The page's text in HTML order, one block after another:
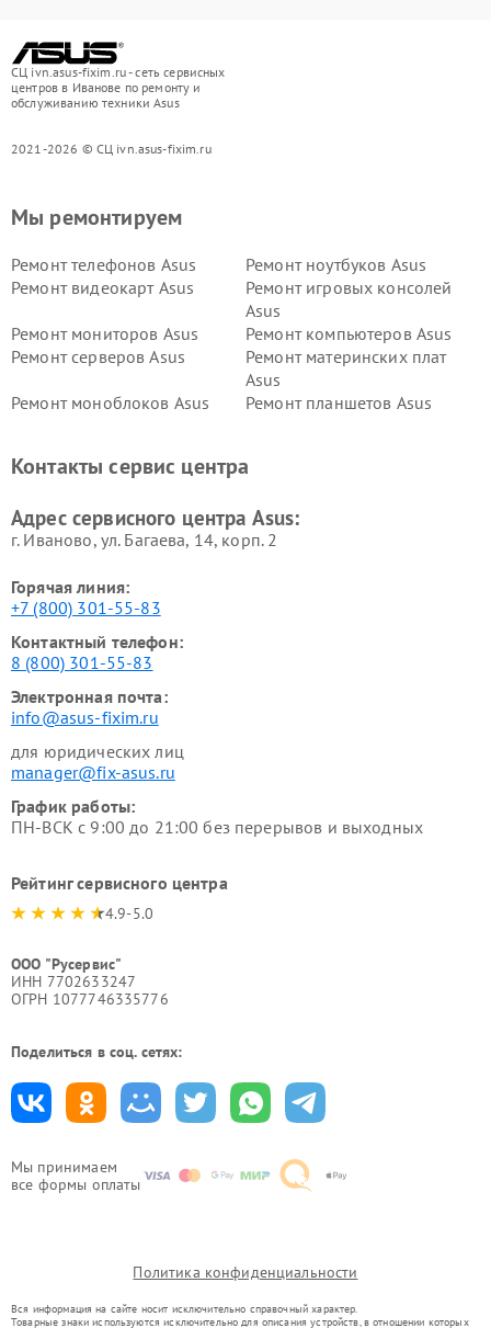
СЦ ivn.asus-fixim.ru - сеть сервисных
центров в Иванове по ремонту и
обслуживанию техники Asus
2021-2026 © СЦ ivn.asus-fixim.ru
Мы принимаем
все формы оплаты
Мы ремонтируем
Ремонт телефонов Asus
Ремонт ноутбуков Asus
Ремонт видеокарт Asus
Ремонт игровых консолей
Asus
Ремонт мониторов Asus
Ремонт компьютеров Asus
Ремонт серверов Asus
Ремонт материнских плат
Asus
Ремонт моноблоков Asus
Ремонт планшетов Asus
Контакты сервис центра
Адрес сервисного центра Asus:
г. Иваново, ул. Багаева, 14, корп. 2
Горячая линия:
+7 (800) 301-55-83
Контактный телефон:
8 (800) 301-55-83
Электронная почта:
info@asus-fixim.ru
для юридических лиц
manager@fix-asus.ru
График работы:
ПН-ВСК с 9:00 до 21:00 без перерывов и выходных
Рейтинг сервисного центра
4.9-5.0
ООО "Русервис"
ИНН 7702633247
ОГРН 1077746335776
Поделиться в соц. сетях:
Политика конфиденциальности
Вся информация на сайте носит исключительно справочный характер.
Товарные знаки используются исключительно для описания устройств, в отношении которых